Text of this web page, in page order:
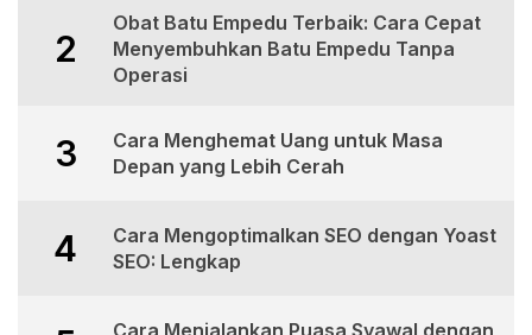
2
Obat Batu Empedu Terbaik: Cara Cepat
Menyembuhkan Batu Empedu Tanpa
Operasi
3
Cara Menghemat Uang untuk Masa
Depan yang Lebih Cerah
4
Cara Mengoptimalkan SEO dengan Yoast
SEO: Lengkap
Cara Menjalankan Puasa Syawal dengan